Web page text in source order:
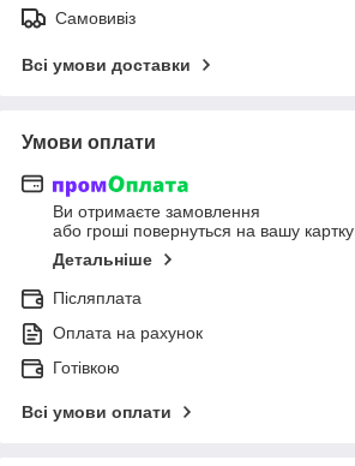
Самовивіз
Всі умови доставки
Умови оплати
Ви отримаєте замовлення
або гроші повернуться на вашу картку
Детальніше
Післяплата
Оплата на рахунок
Готівкою
Всі умови оплати